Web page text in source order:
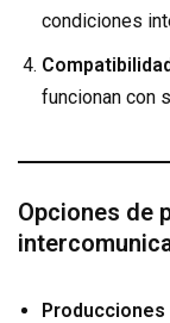
condiciones
funcionan con
Opciones de